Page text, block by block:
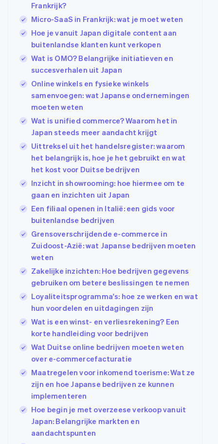
Frankrijk?
Micro-SaaS in Frankrijk: wat je moet weten
Hoe je vanuit Japan digitale content aan
buitenlandse klanten kunt verkopen
Wat is OMO? Belangrijke initiatieven en
succesverhalen uit Japan
Online winkels en fysieke winkels
samenvoegen: wat Japanse ondernemingen
moeten weten
Wat is unified commerce? Waarom het in
Japan steeds meer aandacht krijgt
Uittreksel uit het handelsregister: waarom
het belangrijk is, hoe je het gebruikt en wat
het kost voor Duitse bedrijven
Inzicht in showrooming: hoe hiermee om te
gaan en inzichten uit Japan
Een filiaal openen in Italië: een gids voor
buitenlandse bedrijven
Grensoverschrijdende e-commerce in
Zuidoost-Azië: wat Japanse bedrijven moeten
weten
Zakelijke inzichten: Hoe bedrijven gegevens
gebruiken om betere beslissingen te nemen
Loyaliteitsprogramma's: hoe ze werken en wat
hun voordelen en uitdagingen zijn
Wat is een winst- en verliesrekening? Een
korte handleiding voor bedrijven
Wat Duitse online bedrijven moeten weten
over e-commercefacturatie
Maatregelen voor inkomend toerisme: Wat ze
zijn en hoe Japanse bedrijven ze kunnen
implementeren
Hoe begin je met overzeese verkoop vanuit
Japan: Belangrijke markten en
aandachtspunten